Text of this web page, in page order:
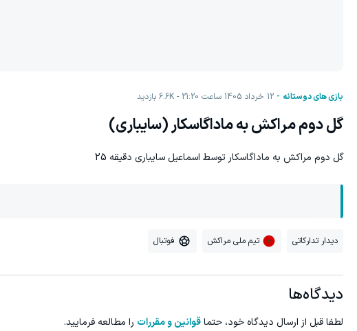
بازی های دوستانه 12 خرداد 1405 ساعت 21:20 6.6K بازدید
گل دوم مراکش به ماداگاسکار (سایباری)
گل دوم مراکش به ماداگاسکار توسط اسماعیل سایباری دقیقه 25
دیدار تدارکاتی تیم ملی مراکش فوتبال
دیدگاه‌ها
لطفا قبل از ارسال دیدگاه خود، حتماقوانین و مقررات را مطالعه فرمایید.